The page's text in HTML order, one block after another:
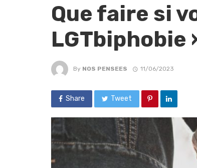
Que faire si
LGTbiphobie
By NOS PENSEES 11/06/2023
Share Tweet